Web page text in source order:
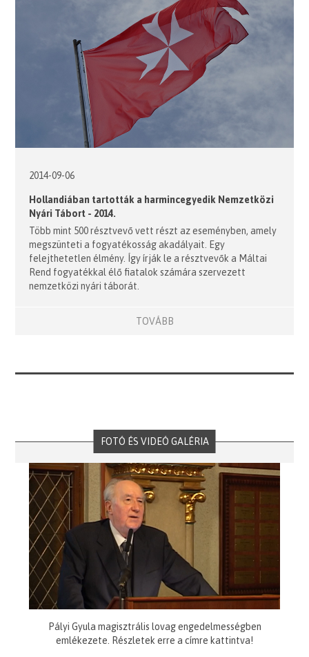
2014-09-06
Hollandiában tartották a harmincegyedik Nemzetközi
Nyári Tábort - 2014.
Több mint 500 résztvevő vett részt az eseményben, amely
megszünteti a fogyatékosság akadályait. Egy
felejthetetlen élmény. Így írják le a résztvevők a Máltai
Rend fogyatékkal élő fiatalok számára szervezett
nemzetközi nyári táborát.
TOVÁBB
FOTÓ ÉS VIDEÓ GALÉRIA
Pályi Gyula magisztrális lovag engedelmességben
emlékezete. Részletek erre a címre kattintva!